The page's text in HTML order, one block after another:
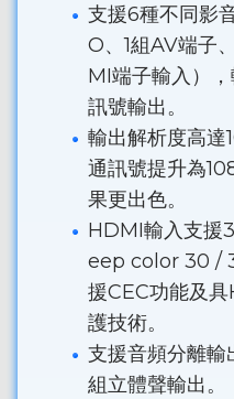
支援6種不同影
O、1組AV端子
MI端子輸入）
訊號輸出。
輸出解析度高
通訊號提升為
果更出色。
HDMI輸入支援
eep color 30 /
援CEC功能及
護技術。
支援音頻分離輸
組立體聲輸出。